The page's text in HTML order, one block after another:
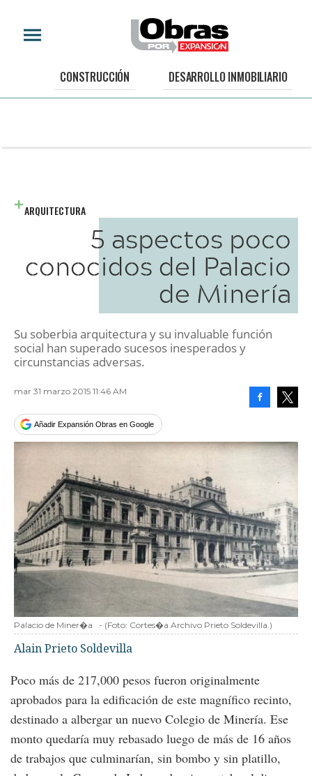
CONSTRUCCIÓN DESARROLLO INMOBILIARIO
ARQUITECTURA
5 aspectos poco
conocidos del Palacio
de Minería
Su soberbia arquitectura y su invaluable función
social han superado sucesos inesperados y
circunstancias adversas.
mar 31 marzo 2015 11:46 AM
Añadir Expansión Obras en Google
Palacio de Miner�a - (Foto: Cortes�a Archivo Prieto Soldevilla.)
Alain Prieto Soldevilla
Poco más de 217,000 pesos fueron originalmente
aprobados para la edificación de este magnífico recinto,
destinado a albergar un nuevo Colegio de Minería. Ese
monto quedaría muy rebasado luego de más de 16 años
de trabajos que culminarían, sin bombo y sin platillo,